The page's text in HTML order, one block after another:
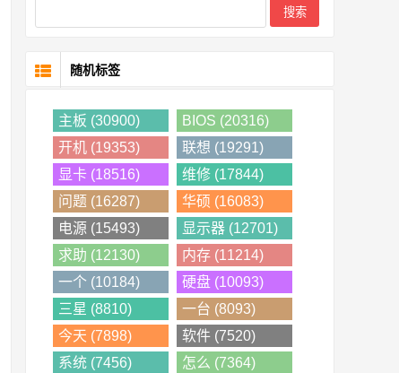
随机标签
主板 (30900)
BIOS (20316)
开机 (19353)
联想 (19291)
显卡 (18516)
维修 (17844)
问题 (16287)
华硕 (16083)
电源 (15493)
显示器 (12701)
求助 (12130)
内存 (11214)
一个 (10184)
硬盘 (10093)
三星 (8810)
一台 (8093)
今天 (7898)
软件 (7520)
系统 (7456)
怎么 (7364)